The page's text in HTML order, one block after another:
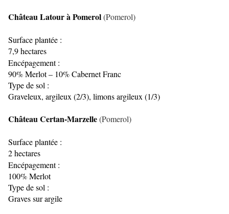
Château Latour à Pomerol(Pomerol)
Surface plantée :
7,9 hectares
Encépagement :
90% Merlot – 10% Cabernet Franc
Type de sol :
Graveleux, argileux (2/3), limons argileux (1/3)
Château Certan-Marzelle(Pomerol)
Surface plantée :
2 hectares
Encépagement :
100% Merlot
Type de sol :
Graves sur argile